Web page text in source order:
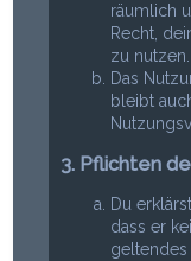
räumlich
Recht,
zu nutzen.
Das
bleibt
3. Pflichten
Du
dass er
geltendes